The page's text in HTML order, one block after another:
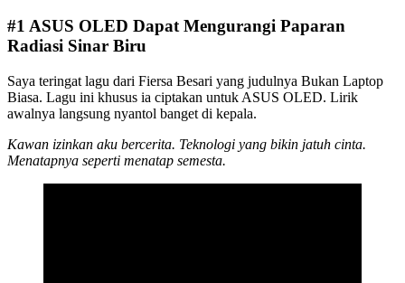
#1 ASUS OLED Dapat Mengurangi Paparan
Radiasi Sinar Biru
Saya teringat lagu dari Fiersa Besari yang judulnya Bukan Laptop
Biasa. Lagu ini khusus ia ciptakan untuk ASUS OLED. Lirik
awalnya langsung nyantol banget di kepala.
Kawan izinkan aku bercerita. Teknologi yang bikin jatuh cinta.
Menatapnya seperti menatap semesta.